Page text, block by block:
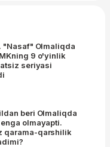
"Nasaf" Olmaliqda
9 o'yinlik
seriyasi
beri Olmaliqda
olmayapti.
qarama-qarshilik